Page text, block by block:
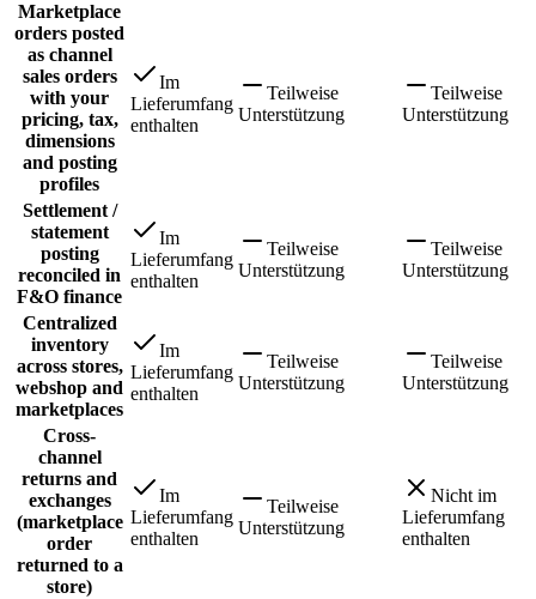
Marketplace
orders posted
as channel
sales orders
with your
pricing, tax,
dimensions
and posting
profiles
Im
Lieferumfang
enthalten
Teilweise
Unterstützung
Teilweise
Unterstützung
Settlement /
statement
posting
reconciled in
F&O finance
Im
Lieferumfang
enthalten
Teilweise
Unterstützung
Teilweise
Unterstützung
Centralized
inventory
across stores,
webshop and
marketplaces
Im
Lieferumfang
enthalten
Teilweise
Unterstützung
Teilweise
Unterstützung
Cross-
channel
returns and
exchanges
(marketplace
order
returned to a
store)
Im
Lieferumfang
enthalten
Teilweise
Unterstützung
Nicht im
Lieferumfang
enthalten